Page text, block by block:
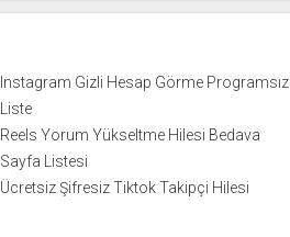
Instagram Gizli Hesap Görme Programsız
Liste
Reels Yorum Yükseltme Hilesi Bedava
Sayfa Listesi
Ücretsiz Şifresiz Tiktok Takipçi Hilesi